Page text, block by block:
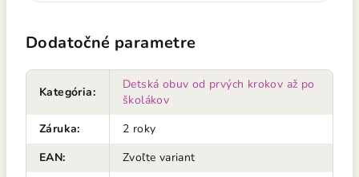
Dodatočné parametre
Kategória:
Detská obuv od prvých krokov až po
školákov
Záruka:
2 roky
EAN:
Zvoľte variant